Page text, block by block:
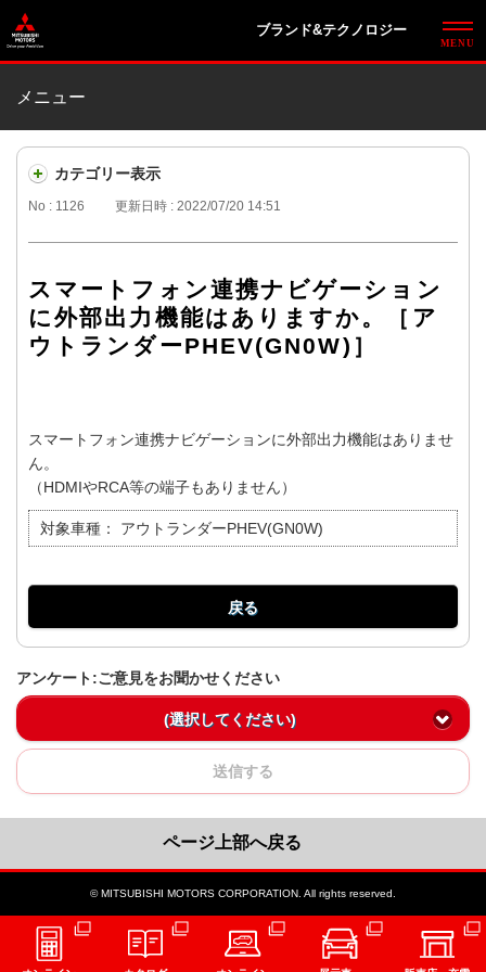
ブランド&テクノロジー
メニュー
カテゴリー表示
No : 1126 更新日時 : 2022/07/20 14:51
スマートフォン連携ナビゲーション
に外部出力機能はありますか。［ア
ウトランダーPHEV(GN0W)］
スマートフォン連携ナビゲーションに外部出力機能はありませ
ん。
（HDMIやRCA等の端子もありません）
対象車種： アウトランダーPHEV(GN0W)
戻る
アンケート:ご意見をお聞かせください
(選択してください)
送信する
ページ上部へ戻る
© MITSUBISHI MOTORS CORPORATION. All rights reserved.